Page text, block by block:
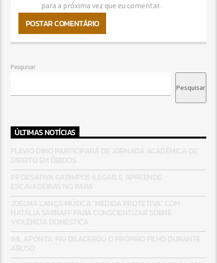
para a próxima vez que eu comentar.
Pesquisar
Pesquisar
ÚLTIMAS NOTÍCIAS